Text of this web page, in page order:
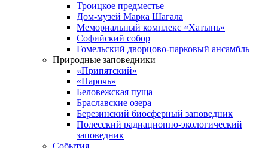
Троицкое предместье
Дом-музей Марка Шагала
Мемориальный комплекс «Хатынь»
Софийский собор
Гомельский дворцово-парковый ансамбль
Природные заповедники
«Припятский»
«Нарочь»
Беловежская пуща
Браславские озера
Березинский биосферный заповедник
Полесский радиационно-экологический
заповедник
События